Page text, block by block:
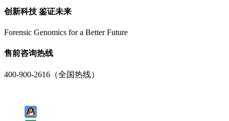
创新科技 鉴证未来
Forensic Genomics for a Better Future
售前咨询热线
400-900-2616（全国热线）